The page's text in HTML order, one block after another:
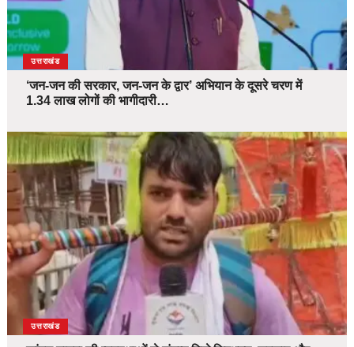
उत्तराखंड
‘जन-जन की सरकार, जन-जन के द्वार’ अभियान के दूसरे चरण में
1.34 लाख लोगों की भागीदारी…
उत्तराखंड